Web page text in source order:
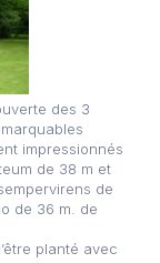
des 3
impressionnés
de 38 m et
de
de 36 m. de
planté avec